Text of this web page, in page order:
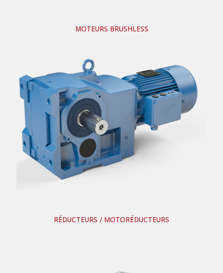
MOTEURS BRUSHLESS
RÉDUCTEURS / MOTORÉDUCTEURS